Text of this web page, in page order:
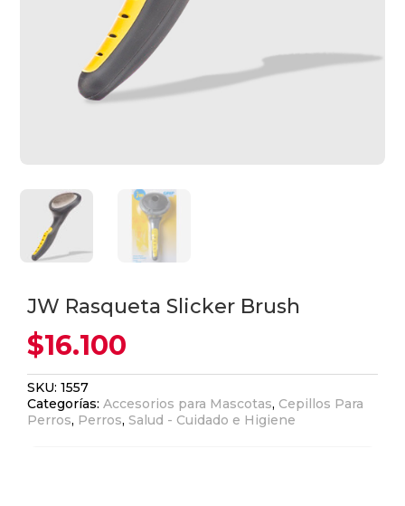
JW Rasqueta Slicker Brush
$16.100
SKU:1557
Categorías:Accesorios para Mascotas, Cepillos Para
Perros, Perros,Salud - Cuidado e Higiene